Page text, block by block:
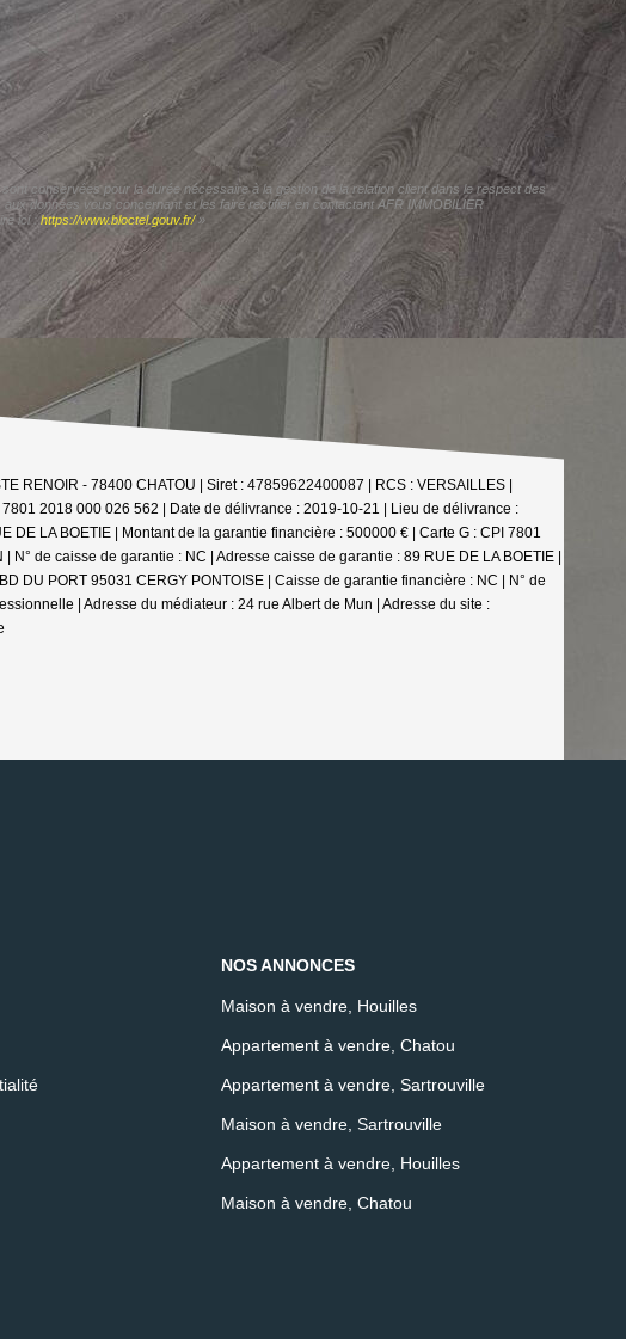
conservées pour la durée nécessaire à la gestion de la relation client dans le respect des
données vous concernant et les faire rectifier en contactant AFR IMMOBILIER
ici :https://www.bloctel.gouv.fr/»
RENOIR - 78400 CHATOU | Siret : 47859622400087 | RCS : VERSAILLES |
7801 2018 000 026 562 | Date de délivrance : 2019-10-21 | Lieu de délivrance :
LA BOETIE | Montant de la garantie financière : 500000 € | Carte G : CPI 7801
de caisse de garantie : NC | Adresse caisse de garantie : 89 RUE DE LA BOETIE |
DU PORT 95031 CERGY PONTOISE | Caisse de garantie financière : NC | N° de
| Adresse du médiateur : 24 rue Albert de Mun | Adresse du site :
NOS ANNONCES
Maison à vendre, Houilles
Appartement à vendre, Chatou
Appartement à vendre, Sartrouville
Maison à vendre, Sartrouville
Appartement à vendre, Houilles
Maison à vendre, Chatou